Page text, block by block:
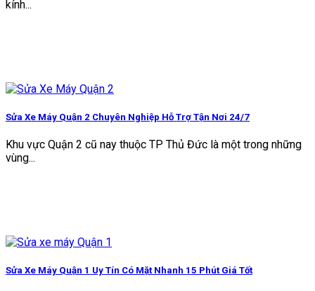
kính...
Sửa Xe Máy Quận 2 Chuyên Nghiệp Hỗ Trợ Tận Nơi 24/7
Khu vực Quận 2 cũ nay thuộc TP Thủ Đức là một trong những
vùng...
Sửa Xe Máy Quận 1 Uy Tín Có Mặt Nhanh 15 Phút Giá Tốt